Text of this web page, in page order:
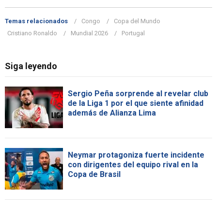
Temas relacionados Congo
Copa del Mundo
Cristiano Ronaldo
Mundial 2026 Portugal
Siga leyendo
Sergio Peña sorprende al revelar club
de la Liga 1 por el que siente afinidad
además de Alianza Lima
Neymar protagoniza fuerte incidente
con dirigentes del equipo rival en la
Copa de Brasil